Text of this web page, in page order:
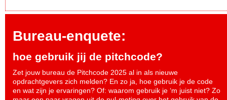
Bureau-enquete:
hoe gebruik jij de pitchcode?
Zet jouw bureau de Pitchcode 2025 al in als nieuwe
opdrachtgevers zich melden? En zo ja, hoe gebruik je de code
en wat zijn je ervaringen? Of: waarom gebruik je ‘m juist niet? Zo